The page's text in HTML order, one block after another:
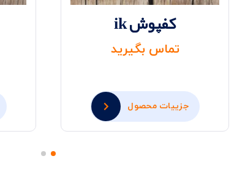
کفپوش ik
تماس بگیرید
جزییات محصول